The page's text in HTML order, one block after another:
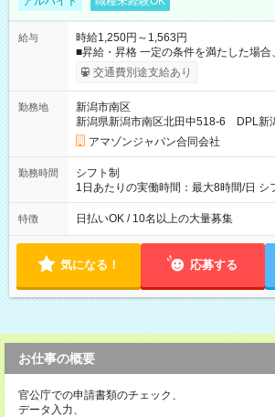
給与
時給1,250円～1,563円
■昇給・昇格 一定の条件を満たした場
まで昇給の機会があります。 ■正社員登用制度あり ※月末締/翌
月25日支払い ※時間外手当、別途支給
☆Amazon直雇用で安定して働けます！ 【試用期間】試用期間
あり 試用期間の長さ：1週間 雇用形態、
です。
交通費別途支給あり
勤務地
新潟市南区
新潟県新潟市南区北田中518-6 DPL新
アマゾンジャパン合同会社
勤務時間
シフト制
1日あたりの実働時間：最大8時間/日 シ
特徴 日払いOK / 10名以上の大量募集
気になる！ 応募する
お仕事の概要
官公庁での申請書類のチェック、
データ入力、